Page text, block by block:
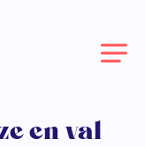
en val